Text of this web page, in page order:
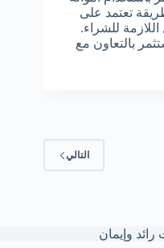
تعتمد على
للشراء.
بالتعاون مع
التالي